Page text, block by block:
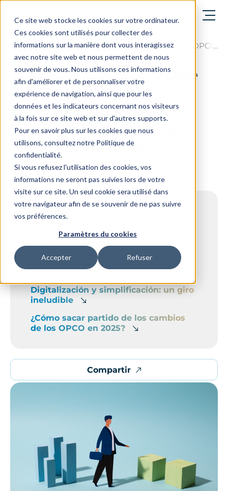
Ce site web stocke les cookies sur votre ordinateur.
Ces cookies sont utilisés pour collecter des
informations sur la manière dont vous interagissez
avec notre site web et nous permettent de nous
souvenir de vous. Nous utilisons ces informations
afin d'améliorer et de personnaliser votre
expérience de navigation, ainsi que pour les
données et les indicateurs concernant nos visiteurs
à la fois sur ce site web et sur d'autres supports.
Pour en savoir plus sur les cookies que nous
utilisons, consultez notre Politique de
confidentialité.
Si vous refusez l'utilisation des cookies, vos
informations ne seront pas suivies lors de votre
visite sur ce site. Un seul cookie sera utilisé dans
votre navigateur afin de se souvenir de ne pas suivre
vos préférences.
Paramètres du cookies
Accepter Refuser
abrir el menú
El blog News from the training sector OPCO
OPCO en 2025: ¿Qué
cambios y
oportunidades se
avecinan para las
empresas?
Última actualización el: 4 de marzo de 2025
sumario
OPCO 2025: menos financiación, pero
mejor orientada
Aprendizaje y alternancia: un apoyo
que se redefine
Digitalización y simplificación: un giro
ineludible
¿Cómo sacar partido de los cambios
de los OPCO en 2025?
Compartir